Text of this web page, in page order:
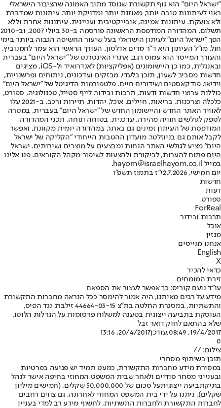
"ישראל היום" הוא גוף תקשורת שנוסד מתוך האמונה שהציבור הישראלי
ראוי לעיתונות טובה יותר, מאוזנת יותר ומדויקת יותר. עיתונות שמדברת
ולא צועקת. עיתונות אמינה, אובייקטיבית ועניינית. עיתונות אחרת וללא
תשלום. המהדורה המודפסת הראשונה פורסמה ב-30 ביולי 2007, וב-2010
הפך "ישראל היום" לעיתון הישראלי בעל שיעור החשיפה הגבוה ביותר בימי
חול. מו"ל העיתון היא ד"ר מרים אדלסון. העורך הראשי הוא עמר לחמנוביץ,
והעורך המייסד הוא עמוס רגב. אתרי האינטרנט של "ישראל היום" בעברית
ובאנגלית, כמו כן היישומונים (אפליקציות) לאנדרואיד ול-iOS, מציגים
חדשות מסביב לשעון, תוכן בלעדי, מבזקים ועדכונים, ניתוחים ופרשנויות,
וידיאו, פודקאסטים ושידורים חיים. פלטפורמות הדיגיטל של "ישראל היום"
כוללות ערוצי חדשות ודעות, תרבות ובידור, לייף סטייל, טכנולוגיה, ספורט,
כלכלה וצרכנות, בריאות, חיילים, אוכל, יהדות, תיירות ורכב. ב-2021 עלו
לאוויר האתר החדש והיישומון החדש של "ישראל היום" בעברית, במטרה
לספק לגולשים חוויה מהירה, עדכנית, בטוחה ונוחה. תכני המהדורה
המודפסת של העיתון זמינים גם באתר, במהדורה יומית מקוונת, ואפשר
לקבל אותם גם בניוזלטר. מועדון ההטבות הייחודי "הקליקה של ישראל
היום" מציע לגולשי האתר הנחות ומבצעים על מוצרים ושירותים. ישראל
היום פתוח להערות, לביקורת ולהצעות לשיפור מקהל הקוראים. פנו אלינו
במייל hayom@israelhayom.co.il.
יום חמישי, 2.7.2026
י"ז בתמוז תשפ"ו
חדשות
דעות
ספורט
ForReal
תרבות ובידור
אוכל
מגזין
אנחנו מגייסים
English
X
כדאי להכיר
זירת המומחים
עו”ד נועם קוריס: כך אפשר לעצור את הספאם
מידע על רבים מאיתנו, היה אמור להימסר ככל הנראה מחברות התקשורת
והתשתיות, במסגרת החלטה בת"צ 44664-03-15 זילברג נגד הפיס,
העוסקת בתביעה ייצוגית בטענה למשלוח פרסומות על הגרלות הלוטו,
שלא בהתאם לחוק דואר זבל
19/4/2017, 08:49
,עודכן20/4/2017, 13:16
0
צילום: //
תוכן בשיתוף מסחרי
במסירת מידע מחברות התקשורת, כמעט תמיד יש פגיעה בפרטיות
ובענייני מסחר סודיים ולאחר שבית המשפט המחוזי בחיפה אישר לנהל
בתיקתביעה ייצוגית
על סכום של 50,000,000 שקלים, (חמישים מיליון
שקלים), ניתנו על ידי בית המשפט המחוזי לאחרונה, גם צווים רחבים
לחברות התקשורת ולחברות התשתיות, לחשוף מידע רב למדי בעניין